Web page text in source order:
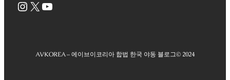
Instagram X YouTube
AVKOREA – 에이브이코리아 합법 한국 야동 블로그© 2024